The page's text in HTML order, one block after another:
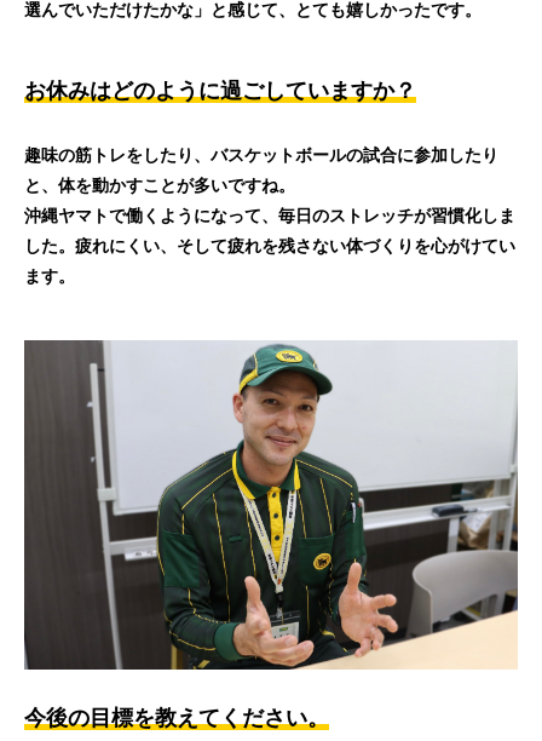
選んでいただけたかな」と感じて、とても嬉しかったです。
お休みはどのように過ごしていますか？
趣味の筋トレをしたり、バスケットボールの試合に参加したり
と、体を動かすことが多いですね。
沖縄ヤマトで働くようになって、毎日のストレッチが習慣化しま
した。疲れにくい、そして疲れを残さない体づくりを心がけてい
ます。
今後の目標を教えてください。